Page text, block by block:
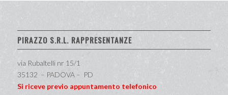
PIRAZZO S.R.L. RAPPRESENTANZE
via Rubaltelli nr 15/1
35132 – PADOVA – PD
Si riceve previo appuntamento telefonico